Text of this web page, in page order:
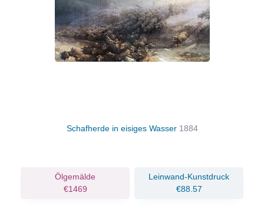
Schafherde in eisiges Wasser 1884
Ölgemälde
€1469
Leinwand-Kunstdruck
€88.57